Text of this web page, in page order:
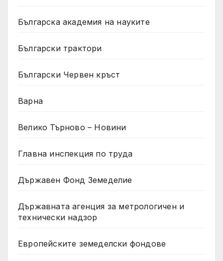
Българска академия на науките
Български трактори
Български Червен кръст
Варна
Велико Търново – Новини
Главна инспекция по труда
Държавен Фонд Земеделие
Държавната агенция за метрологичен и
технически надзор
Европейските земеделски фондове